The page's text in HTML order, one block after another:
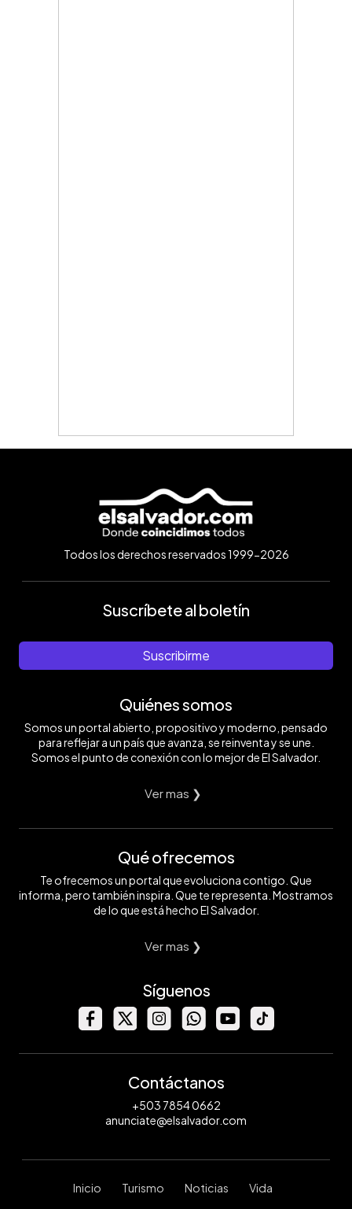
Todos los derechos reservados 1999-2026
Suscríbete al boletín
Suscribirme
Quiénes somos
Somos un portal abierto, propositivo y moderno, pensado
para reflejar a un país que avanza, se reinventa y se une.
Somos el punto de conexión con lo mejor de El Salvador.
Ver mas ❯
Qué ofrecemos
Te ofrecemos un portal que evoluciona contigo. Que
informa, pero también inspira. Que te representa. Mostramos
de lo que está hecho El Salvador.
Ver mas ❯
Síguenos
Contáctanos
+503 7854 0662
anunciate@elsalvador.com
Inicio Turismo Noticias Vida